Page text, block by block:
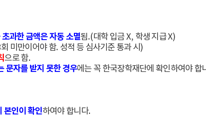
과한 금액은 자동 소멸됨.(대학 입금X, 학생 지급X)
회 미만이어야 함. 성적 등 심사기준 통과 시 )
으로 함.
문자를 받지 못한 경우에는 꼭 한국장학재단에 확인하여야 합
본인이 확인하여야 합니다.